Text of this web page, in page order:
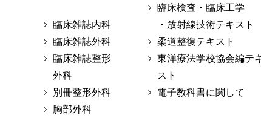
臨床雑誌内科
臨床雑誌外科
臨床雑誌整形
外科
別冊整形外科
胸部外科
臨床検査・臨床工学
・放射線技術テキスト
柔道整復テキスト
東洋療法学校協会編テ
スト
電子教科書に関して